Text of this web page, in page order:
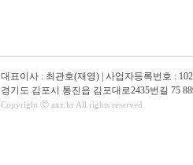
대표이사 : 최관호(재영) | 사업자등록번호 :
경기도 김포시 통진읍 김포대로2435번길 75
Copyright ⓒ axz.kr All rights reserved.